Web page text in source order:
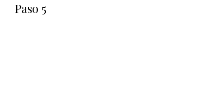
Paso 5